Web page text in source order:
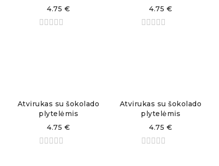
4.75 €
4.75 €
Atvirukas su šokolado
plytelėmis
4.75 €
Atvirukas su šokolado
plytelėmis
4.75 €